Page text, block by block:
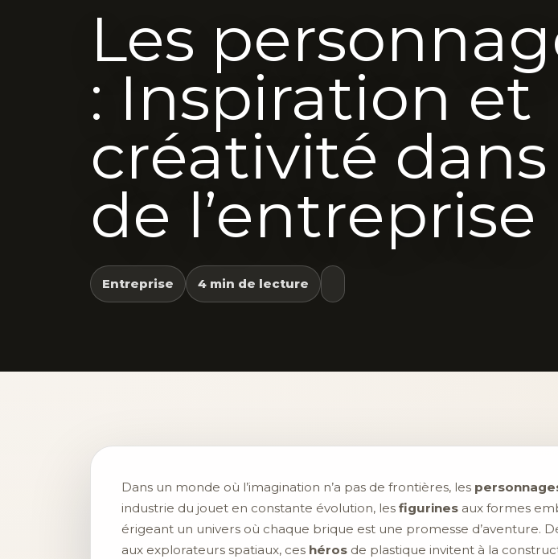
Les
: Inspiration et
créativité dans
de l’entreprise
Entreprise 4 min de lecture
Dans un monde où l’imagination n’a pas de frontières, les
industrie du jouet en constante évolution, les figurines aux formes
érigeant un univers où chaque brique est une promesse d’aventure.
aux explorateurs spatiaux, ces héros de plastique invitent à la